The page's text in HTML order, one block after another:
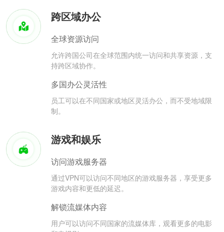
跨区域办公
全球资源访问
允许跨国公司在全球范围内统一访问和共享资源，支
持跨区域协作。
多国办公灵活性
员工可以在不同国家或地区灵活办公，而不受地域限
制。
游戏和娱乐
访问游戏服务器
通过VPN可以访问不同地区的游戏服务器，享受更多
游戏内容和更低的延迟。
解锁流媒体内容
用户可以访问不同国家的流媒体库，观看更多的电影